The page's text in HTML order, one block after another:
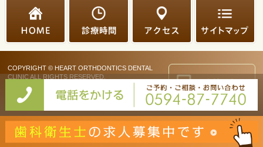
COPYRIGHT © HEART ORTHDONTICS DENTAL
CLINIC ALL RIGHTS RESERVED.